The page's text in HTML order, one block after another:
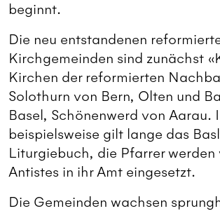
beginnt.
Die neu entstandenen
Kirchgemeinden sind zunächst
Kirchen der reformierten
Solothurn von Bern, Olten und
Basel, Schönenwerd von Aarau.
beispielsweise gilt lange das
Liturgiebuch, die Pfarrer werden
Antistes in ihr Amt eingesetzt.
Die Gemeinden wachsen